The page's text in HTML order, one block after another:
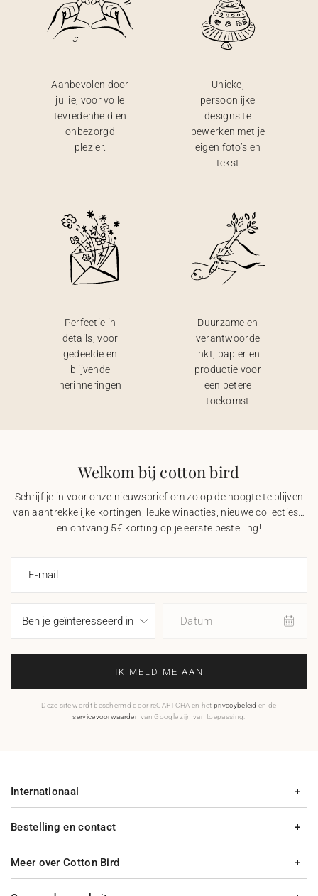
Aanbevolen door
jullie, voor volle
tevredenheid en
onbezorgd
plezier.
Unieke,
persoonlijke
designs te
bewerken met je
eigen foto’s en
tekst
Perfectie in
details, voor
gedeelde en
blijvende
herinneringen
Duurzame en
verantwoorde
inkt, papier en
productie voor
een betere
toekomst
Welkom bij cotton bird
Schrijf je in voor onze nieuwsbrief om zo op de hoogte te blijven
van aantrekkelijke kortingen, leuke winacties, nieuwe collecties…
en ontvang 5€ korting op je eerste bestelling!
E-mail
Datum
IK MELD ME AAN
Deze site wordt beschermd door reCAPTCHA en het privacybeleid en de
servicevoorwaarden van Google zijn van toepassing.
Bestelling en contact
Meer over Cotton Bird
Internationaal